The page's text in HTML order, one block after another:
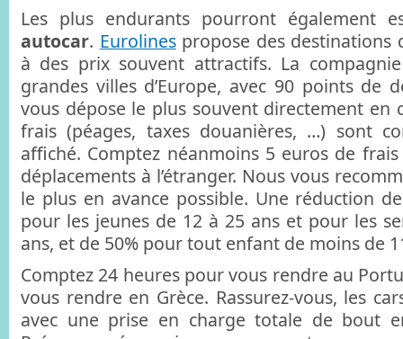
Les plus endurants pourront également
autocar. Eurolinespropose des destinations
à des prix souvent attractifs. La
grandes villes d’Europe, avec 90 points de
vous dépose le plus souvent directement en
frais (péages, taxes douanières, …) sont
affiché. Comptez néanmoins 5 euros de
déplacements à l’étranger. Nous vous
le plus en avance possible. Une réduction
pour les jeunes de 12 à 25 ans et pour les
ans, et de 50% pour tout enfant de moins de
Comptez 24 heures pour vous rendre au
vous rendre en Grèce. Rassurez-vous, les
avec une prise en charge totale de bout